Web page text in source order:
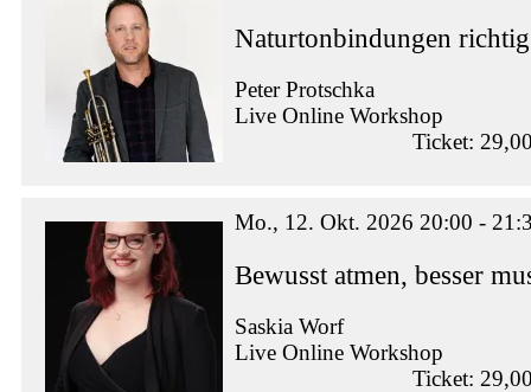
Naturtonbindungen
Peter Protschka
Live Online Workshop
Ticket:
Mo., 12. Okt. 2026 20:00 -
Bewusst atmen, besser
Saskia Worf
Live Online Workshop
Ticket: